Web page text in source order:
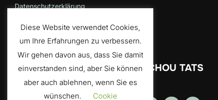
Datenschutzerklärung
CHOU TATS
Diese Website verwendet Cookies,
um Ihre Erfahrungen zu verbessern.
Wir gehen davon aus, dass Sie damit
einverstanden sind, aber Sie können
aber auch ablehnen, wenn Sie es
wünschen.
Cookie